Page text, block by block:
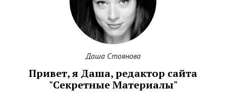
Даша Стоянова
Привет, я Даша, редактор сайта
"Секретные Материалы"